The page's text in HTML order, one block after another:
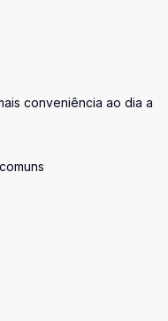
conveniência ao dia a